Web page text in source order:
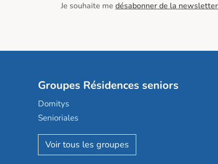
Je souhaite me désabonner de la newsletter
Groupes Résidences seniors
Domitys
Senioriales
Nohée
Les Résidentiels